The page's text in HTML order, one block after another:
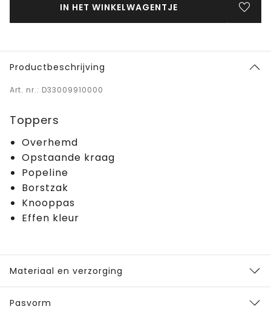
IN HET WINKELWAGENTJE
Productbeschrijving
Art. nr.: D33009910000
Toppers
Overhemd
Opstaande kraag
Popeline
Borstzak
Knooppas
Effen kleur
Materiaal en verzorging
Pasvorm